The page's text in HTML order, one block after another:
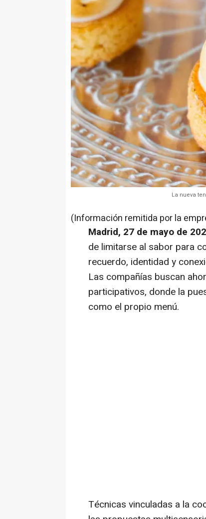
La nueva
(Información remitida por la
Madrid, 27 de mayo de
de limitarse al sabor para
recuerdo, identidad y
Las compañías buscan
participativos, donde la
como el propio menú.
Técnicas vinculadas a la